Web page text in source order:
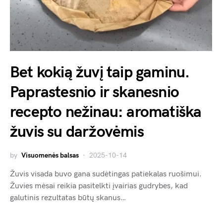
Bet kokią žuvį taip gaminu.
Paprastesnio ir skanesnio
recepto nežinau: aromatiška
žuvis su daržovėmis
by Visuomenės balsas 2025-10-14
Žuvis visada buvo gana sudėtingas patiekalas ruošimui.
Žuvies mėsai reikia pasitelkti įvairias gudrybes, kad
galutinis rezultatas būtų skanus…